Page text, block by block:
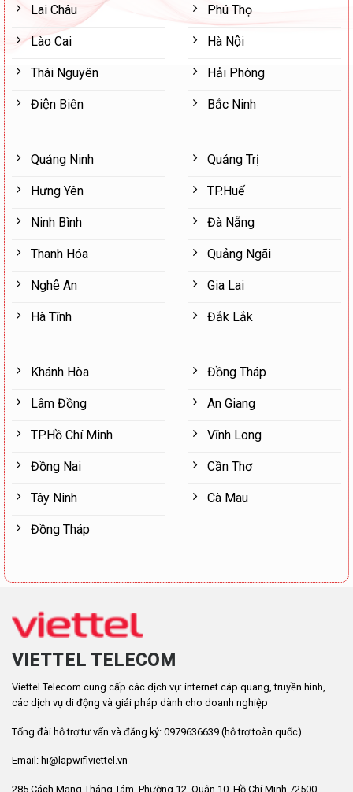
Lai Châu
Lào Cai
Thái Nguyên
Điện Biên
Phú Thọ
Hà Nội
Hải Phòng
Bắc Ninh
Quảng Ninh
Hưng Yên
Ninh Bình
Thanh Hóa
Nghệ An
Hà Tĩnh
Quảng Trị
TP.Huế
Đà Nẵng
Quảng Ngãi
Gia Lai
Đắk Lắk
Khánh Hòa
Lâm Đồng
TP.Hồ Chí Minh
Đồng Nai
Tây Ninh
Đồng Tháp
Đồng Tháp
An Giang
Vĩnh Long
Cần Thơ
Cà Mau
VIETTEL TELECOM
Viettel Telecom cung cấp các dịch vụ: internet cáp quang, truyền hình,
các dịch vụ di động và giải pháp dành cho doanh nghiệp
Tổng đài hỗ trợ tư vấn và đăng ký: 0979636639 (hỗ trợ toàn quốc)
Email: hi@lapwifiviettel.vn
285 Cách Mạng Tháng Tám, Phường 12, Quận 10, Hồ Chí Minh 72500